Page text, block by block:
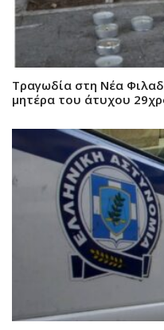
Τραγωδία στη Νέα
μητέρα του άτυχου